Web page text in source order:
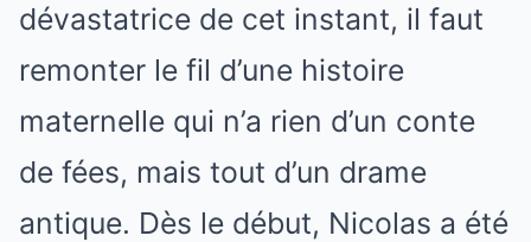
dévastatrice de cet instant, il faut
remonter le fil d’une histoire
maternelle qui n’a rien d’un conte
de fées, mais tout d’un drame
antique. Dès le début, Nicolas a été